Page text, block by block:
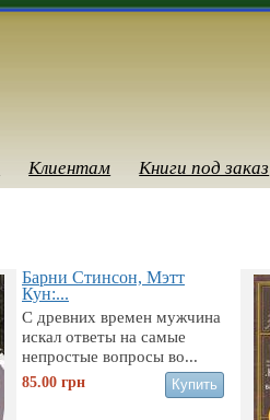
Клиентам Книги под заказ
Барни Стинсон, Мэтт
Кун:...
С древних времен мужчина
искал ответы на самые
непростые вопросы во...
85.00 грн